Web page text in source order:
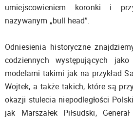
umiejscowieniem koronki i
nazywanym „bull head”.
Odniesienia historyczne
codziennych występujących
modelami takimi jak na przykład
Wojtek, a także takich, które są
okazji stulecia niepodległości
jak Marszałek Piłsudski,